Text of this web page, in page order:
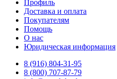
Профиль
Доставка и оплата
Покупателям
Помощь
О нас
Юридическая информация
8 (916) 804-31-95
8 (800) 707-87-79